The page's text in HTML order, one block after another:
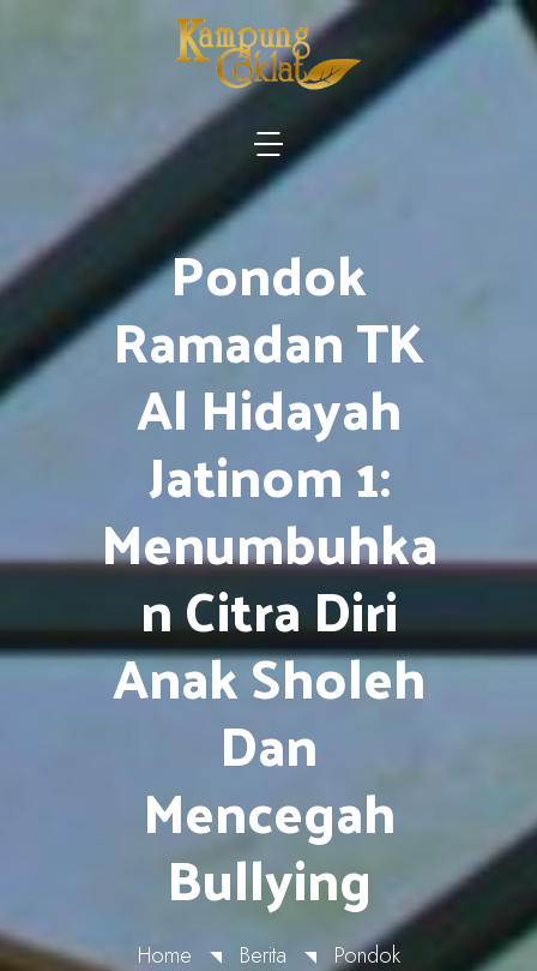
Pondok
Ramadan TK
Al Hidayah
Jatinom 1:
Menumbuhka
N Citra Diri
Anak Sholeh
Dan
Mencegah
Bullying
Home Berita
Pondok